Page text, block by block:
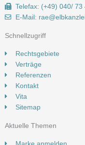
Telefax: (+49) 040/ 73
E-Mail:
Schnellzugriff
Rechtsgebiete
Verträge
Referenzen
Kontakt
Vita
Sitemap
Aktuelle Themen